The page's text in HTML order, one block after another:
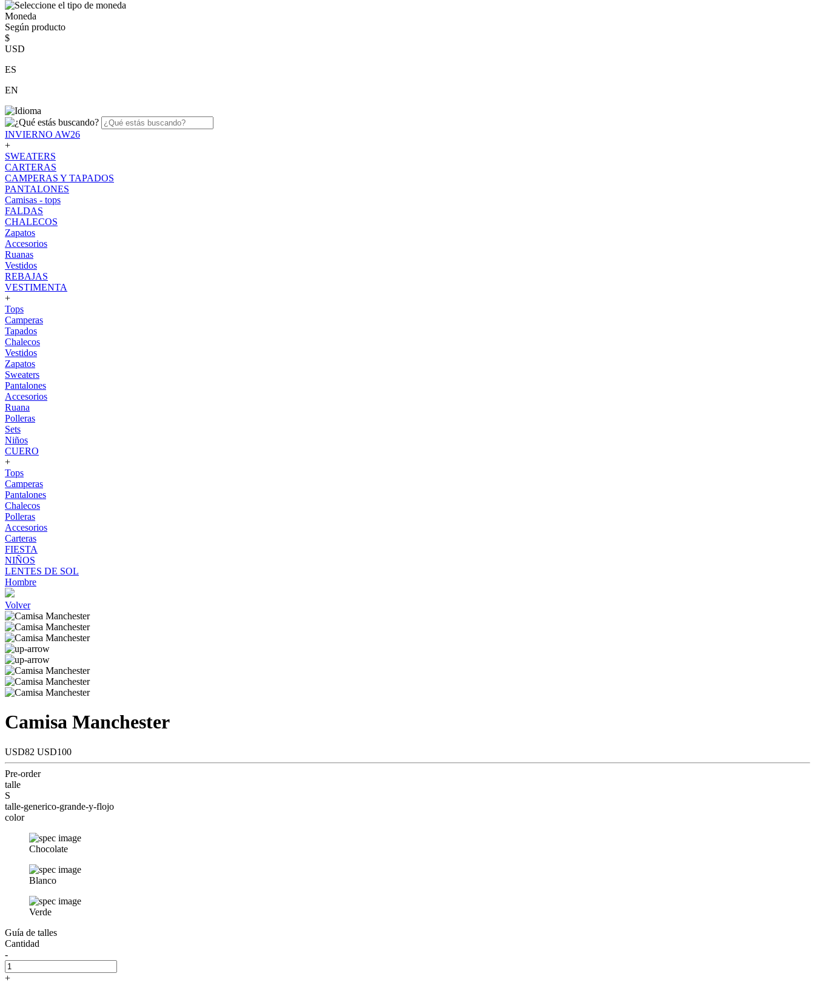
Moneda
Según producto
$
USD
ES
EN
INVIERNO AW26
+
SWEATERS
CARTERAS
CAMPERAS Y TAPADOS
PANTALONES
Camisas - tops
FALDAS
CHALECOS
Zapatos
Accesorios
Ruanas
Vestidos
REBAJAS
VESTIMENTA
+
Tops
Camperas
Tapados
Chalecos
Vestidos
Zapatos
Sweaters
Pantalones
Accesorios
Ruana
Polleras
Sets
Niños
CUERO
+
Tops
Camperas
Pantalones
Chalecos
Polleras
Accesorios
Carteras
FIESTA
NIÑOS
LENTES DE SOL
Hombre
Volver
Camisa Manchester
USD82 USD100
Pre-order
talle
S
talle-generico-grande-y-flojo
color
Chocolate
Blanco
Verde
Guía de talles
Cantidad
-
+